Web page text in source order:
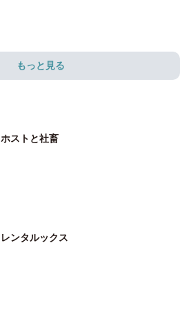
もっと見る
ホストと社畜
レンタルックス